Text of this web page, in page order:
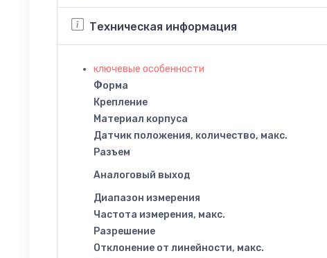
Техническая информация
ключевые особенности
Форма
Крепление
Материал корпуса
Датчик положения, количество, макс.
Разъем
Аналоговый выход
Диапазон измерения
Частота измерения, макс.
Разрешение
Отклонение от линейности, макс.